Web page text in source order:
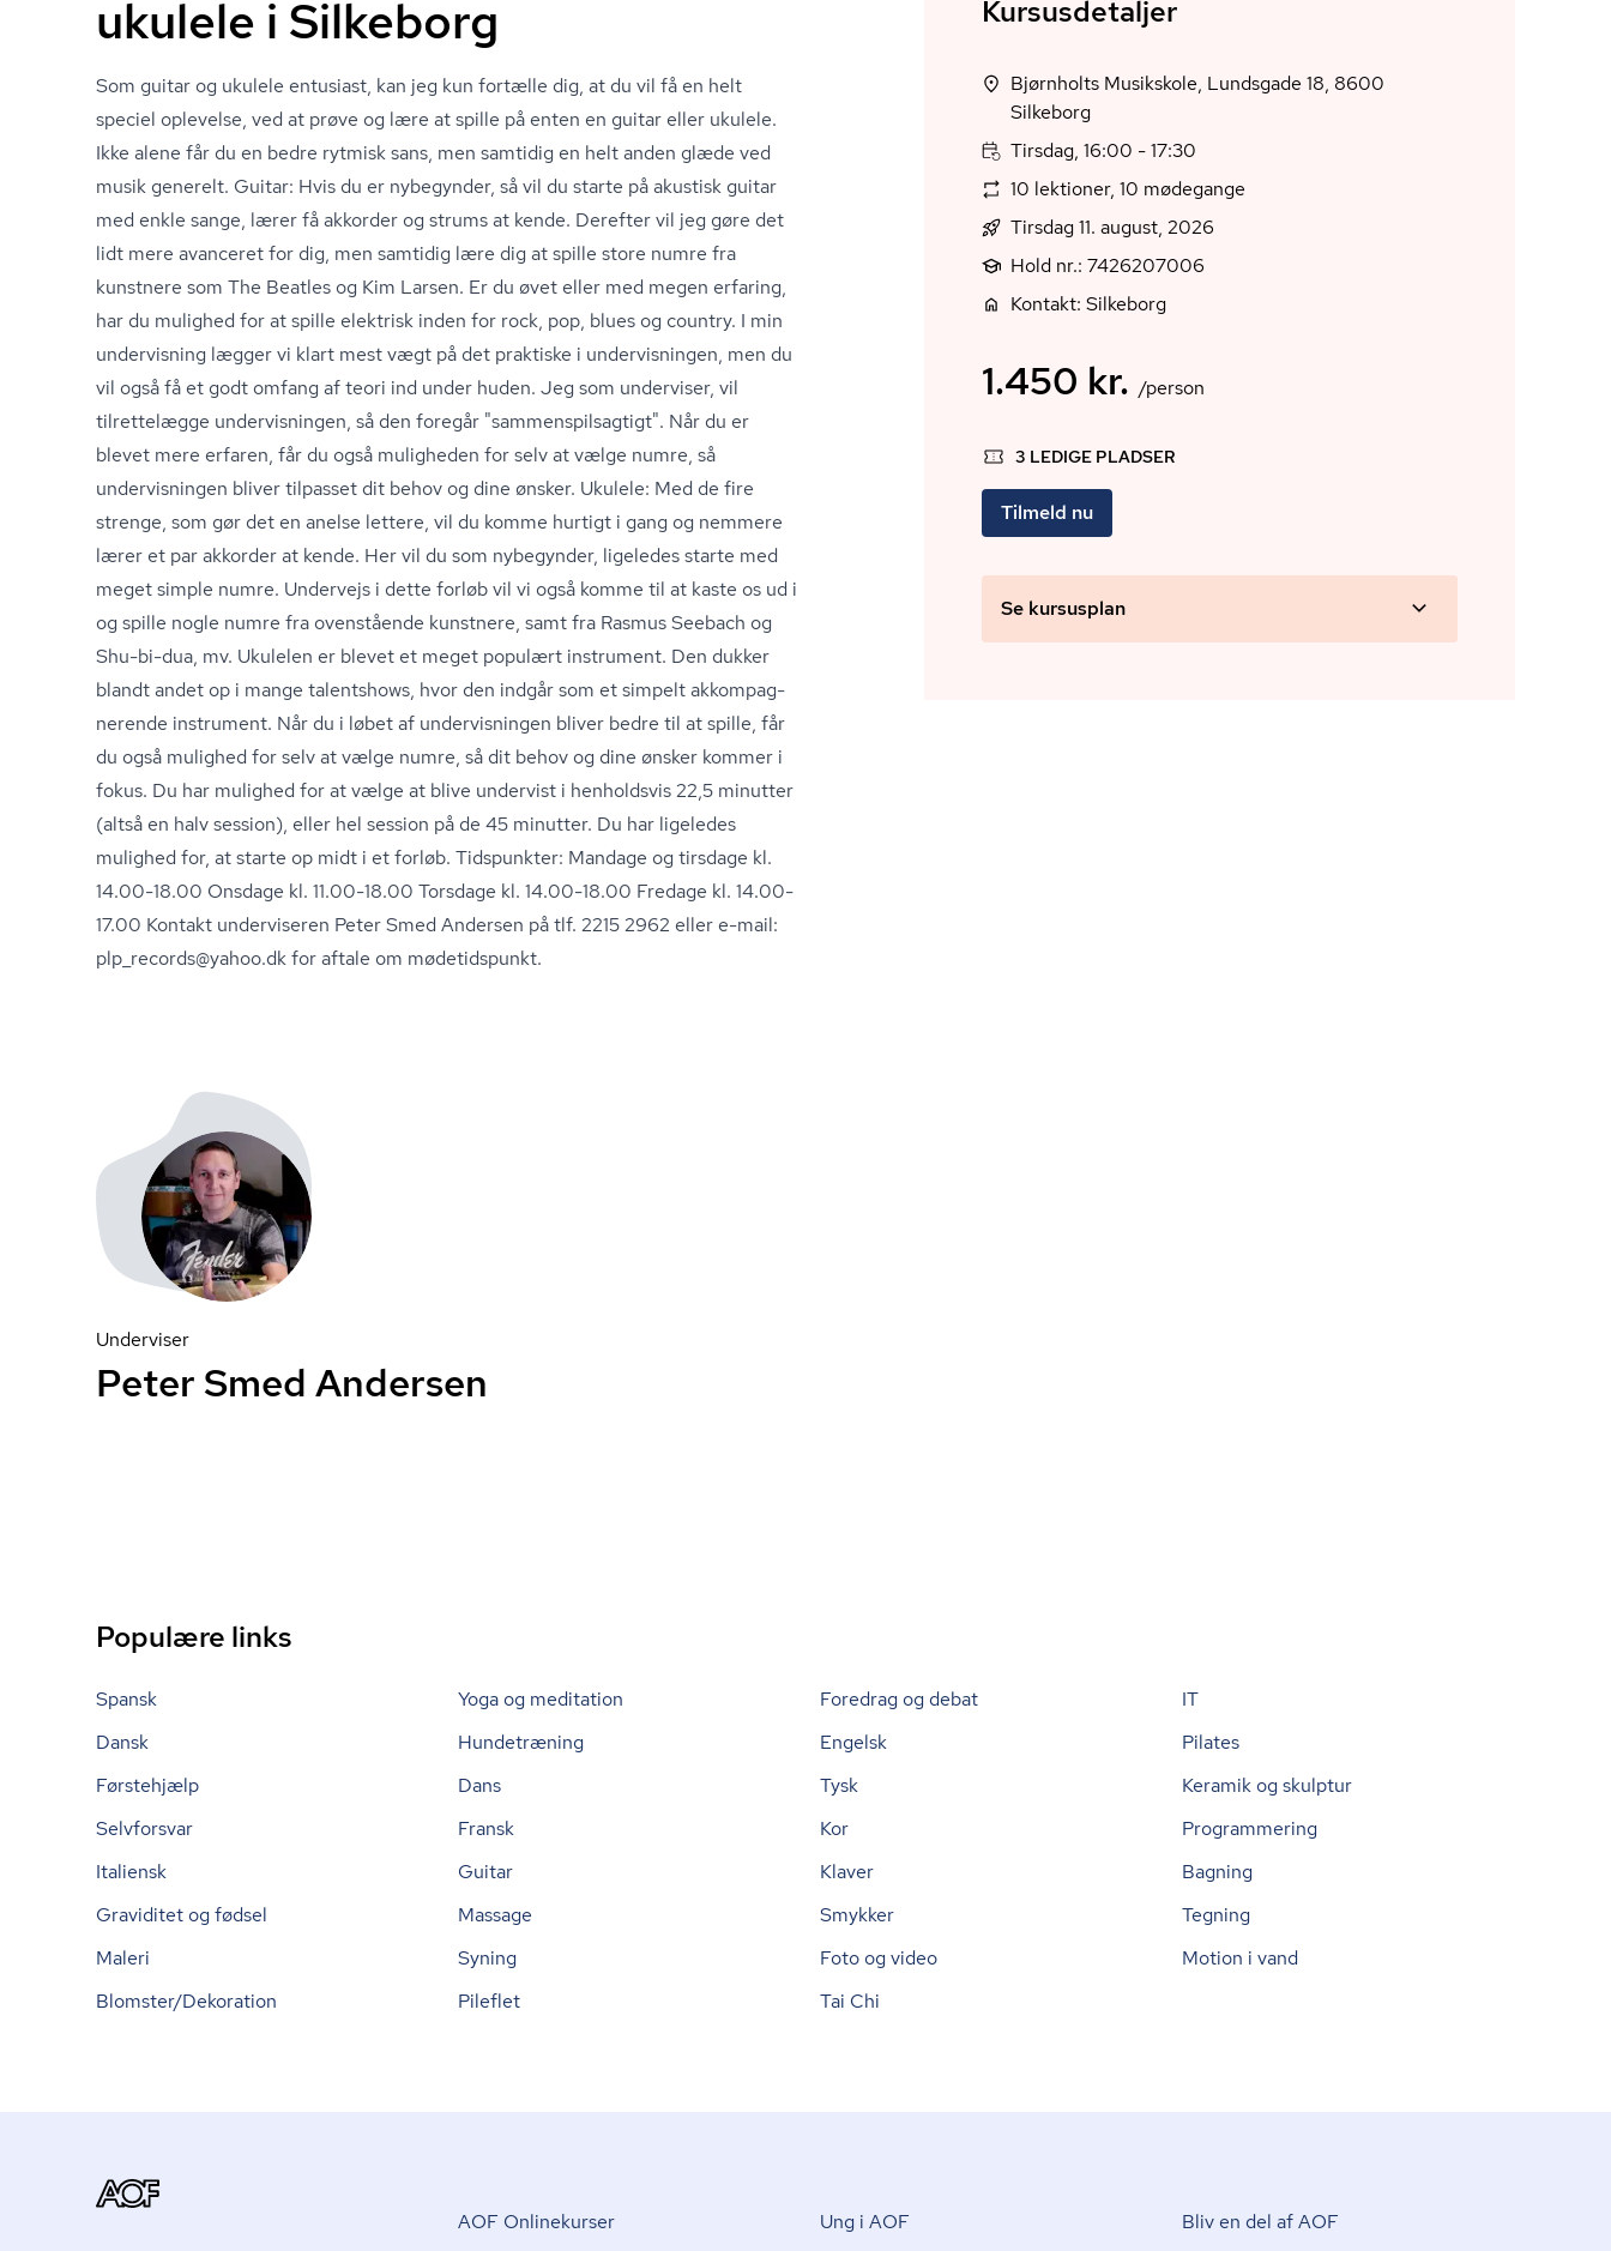
ukulele i Silkeborg
Som guitar og ukulele entusiast, kan jeg kun fortælle dig, at du vil få en helt
speciel oplevelse, ved at prøve og lære at spille på enten en guitar eller ukulele.
Ikke alene får du en bedre rytmisk sans, men samtidig en helt anden glæde ved
musik generelt. Guitar: Hvis du er nybegynder, så vil du starte på akustisk guitar
med enkle sange, lærer få akkorder og strums at kende. Derefter vil jeg gøre det
lidt mere avanceret for dig, men samtidig lære dig at spille store numre fra
kunstnere som The Beatles og Kim Larsen. Er du øvet eller med megen erfaring,
har du mulighed for at spille elektrisk inden for rock, pop, blues og country. I min
undervisning lægger vi klart mest vægt på det praktiske i undervisningen, men du
vil også få et godt omfang af teori ind under huden. Jeg som underviser, vil
tilrettelægge undervisningen, så den foregår "sam­men­spils­ag­tigt". Når du er
blevet mere erfaren, får du også muligheden for selv at vælge numre, så
undervisningen bliver tilpasset dit behov og dine ønsker. Ukulele: Med de fire
strenge, som gør det en anelse lettere, vil du komme hurtigt i gang og nemmere
lærer et par akkorder at kende. Her vil du som nybegynder, ligeledes starte med
meget simple numre. Undervejs i dette forløb vil vi også komme til at kaste os ud i
og spille nogle numre fra ovenstående kunstnere, samt fra Rasmus Seebach og
Shu-bi-dua, mv. Ukulelen er blevet et meget populært instrument. Den dukker
blandt andet op i mange talentshows, hvor den indgår som et simpelt ak­kom­pag­
ne­ren­de instrument. Når du i løbet af undervisningen bliver bedre til at spille, får
du også mulighed for selv at vælge numre, så dit behov og dine ønsker kommer i
fokus. Du har mulighed for at vælge at blive undervist i henholdsvis 22,5 minutter
(altså en halv session), eller hel session på de 45 minutter. Du har ligeledes
mulighed for, at starte op midt i et forløb. Tidspunkter: Mandage og tirsdage kl.
14.00-18.00 Onsdage kl. 11.00-18.00 Torsdage kl. 14.00-18.00 Fredage kl. 14.00-
17.00 Kontakt underviseren Peter Smed Andersen på tlf. 2215 2962 eller e-mail:
plp_records@yahoo.dk for aftale om mødetidspunkt.
Kursusdetaljer
Bjørnholts Musikskole, Lundsgade 18, 8600
Silkeborg
Tirsdag, 16:00 - 17:30
10 lektioner, 10 mødegange
Tirsdag 11. august, 2026
Hold nr.: 7426207006
Kontakt: Silkeborg
1.450 kr. /person
3 LEDIGE PLADSER
Tilmeld nu
Se kursusplan
Underviser
Peter Smed Andersen
Populære links
Spansk Yoga og meditation Foredrag og debat
IT
Dansk
Hundetræning Engelsk
Pilates
Førstehjælp
Dans Tysk
Keramik og skulptur
Selvforsvar
Fransk Kor
Programmering
Italiensk
Guitar Klaver
Bagning
Graviditet og fødsel
Massage Smykker
Tegning
Maleri
Syning Foto og video
Motion i vand
Blomster/Dekoration
Pileflet Tai Chi
AOF Onlinekurser Ung i AOF Bliv en del af AOF